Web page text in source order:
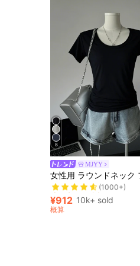
8
MJYY
売り切れ間近！
(1000+)
売り切れ間近！
(1000+)
売り切れ間近！
(1000+)
売り切れ間近！
¥912 10k+ sold
概算